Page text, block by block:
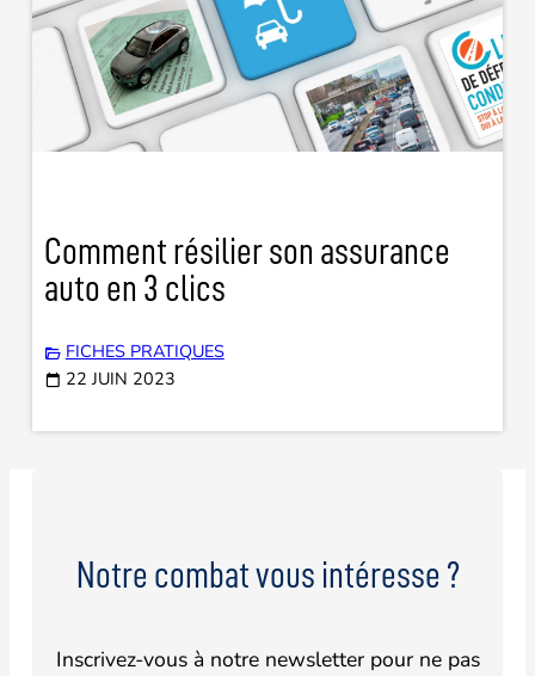
Comment résilier son assurance
auto en 3 clics
FICHES PRATIQUES
22 JUIN 2023
Notre combat vous intéresse ?
Inscrivez-vous à notre newsletter pour ne pas